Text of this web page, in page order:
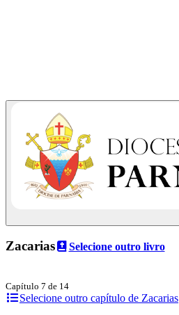
Zacarias Selecione outro livro
Capítulo 7 de 14
Selecione outro capítulo de Zacarias